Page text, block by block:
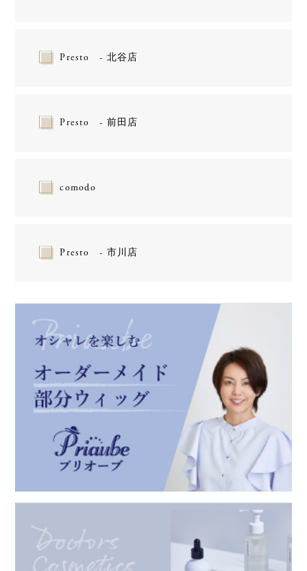
Presto - 北谷店
Presto - 前田店
comodo
Presto - 市川店